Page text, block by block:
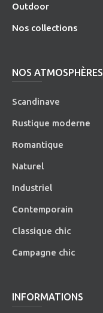
Outdoor
Nos collections
NOS ATMOSPHÈRES
Scandinave
Rustique moderne
Romantique
Naturel
Industriel
Contemporain
Classique chic
Campagne chic
INFORMATIONS